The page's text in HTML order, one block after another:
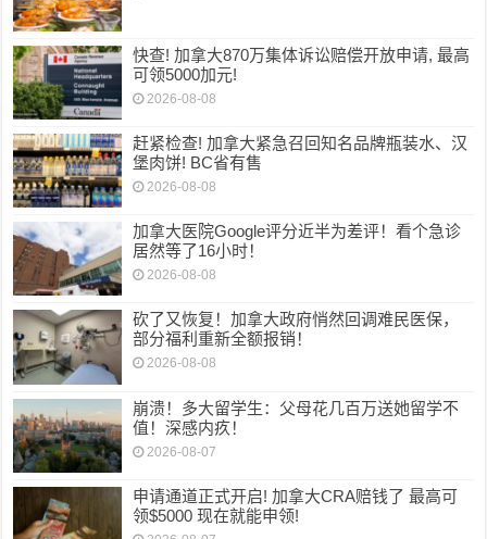
快查! 加拿大870万集体诉讼赔偿开放申请, 最高
可领5000加元!
2026-08-08
赶紧检查! 加拿大紧急召回知名品牌瓶装水、汉
堡肉饼! BC省有售
2026-08-08
加拿大医院Google评分近半为差评！看个急诊
居然等了16小时！
2026-08-08
砍了又恢复！加拿大政府悄然回调难民医保，
部分福利重新全额报销！
2026-08-08
崩溃！多大留学生：父母花几百万送她留学不
值！深感内疚！
2026-08-07
申请通道正式开启! 加拿大CRA赔钱了 最高可
领$5000 现在就能申领!